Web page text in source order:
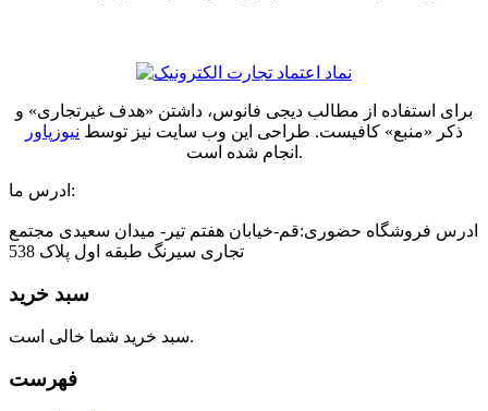
برای استفاده از مطالب دیجی فانوس، داشتن «هدف غیرتجاری» و
ذکر «منبع» کافیست. طراحی این وب سایت نیز توسط نیوزپاور
انجام شده است.
ادرس ما:
ادرس فروشگاه حضوری:قم-خیابان هفتم تیر- میدان سعیدی مجتمع
تجاری سیرنگ طبقه اول پلاک 538
سبد خرید
سبد خرید شما خالی است.
فهرست